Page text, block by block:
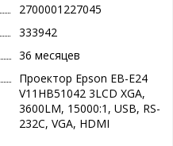
2700001227045
333942
36 месяцев
Проектор Epson EB-E24
V11HB51042 3LCD XGA,
3600LM, 15000:1, USB, RS-
232C, VGA, HDMI